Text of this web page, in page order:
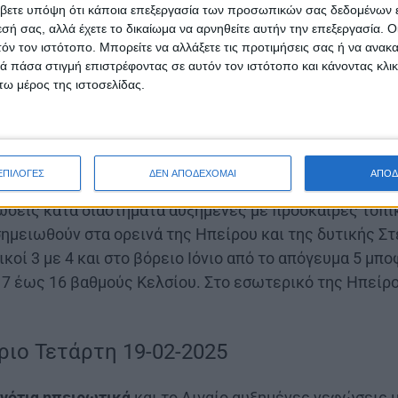
υπόψη ότι κάποια επεξεργασία των προσωπικών σας δεδομένων
σας, αλλά έχετε το δικαίωμα να αρνηθείτε αυτήν την επεξεργασία.
τον ιστότοπο. Μπορείτε να αλλάξετε τις προτιμήσεις σας ή να
στιγμή επιστρέφοντας σε αυτόν τον ιστότοπο και κάνοντας
μέρος της ιστοσελίδας.
ΔΕΝ ΑΠΟΔΕΧΟΜΑΙ
περιόδους αυξημένημε μικρή πιθανότηταγια
απόμεταβλητέςδιευθύνσεις ασθενείς εντάσεως
θα κυμανθεί από7βαθμούς η ελάχιστη έως 14
| Δυτική Στερεά | Δυτική Πελοπόννησος
κατά διαστήματα αυξημένες με πρόσκαιρες
στα ορεινά της Ηπείρου και της δυτικής
3 με 4 και στο βόρειο Ιόνιο από το απόγευμα 5
έως 16 βαθμούς Κελσίου. Στο εσωτερικό της
Τετάρτη 19-02-2025